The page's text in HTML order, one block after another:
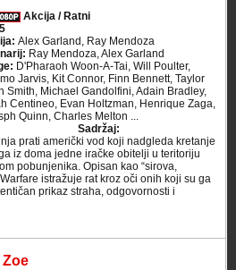
Akcija / Ratni
Alex Garland, Ray Mendoza
Ray Mendoza, Alex Garland
D'Pharaoh Woon-A-Tai, Will Poulter,
Jarvis, Kit Connor, Finn Bennett, Taylor
Smith, Michael Gandolfini, Adain Bradley,
Centineo, Evan Holtzman, Henrique Zaga,
Quinn, Charles Melton ...
Sadržaj:
prati američki vod koji nadgleda kretanje
iz doma jedne iračke obitelji u teritoriju
pobunjenika. Opisan kao “sirova,
istražuje rat kroz oči onih koji su ga
prikaz straha, odgovornosti i
Zoe